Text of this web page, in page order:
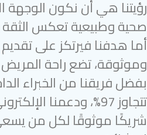
رؤيتنا هي أن نكون
صحية وطبيعية تعكس الثقة
أما هدفنا فيرتكز على
وموثوقة، تضع راحة
بفضل فريقنا من الخبراء
شريكًا موثوقًا لكل من